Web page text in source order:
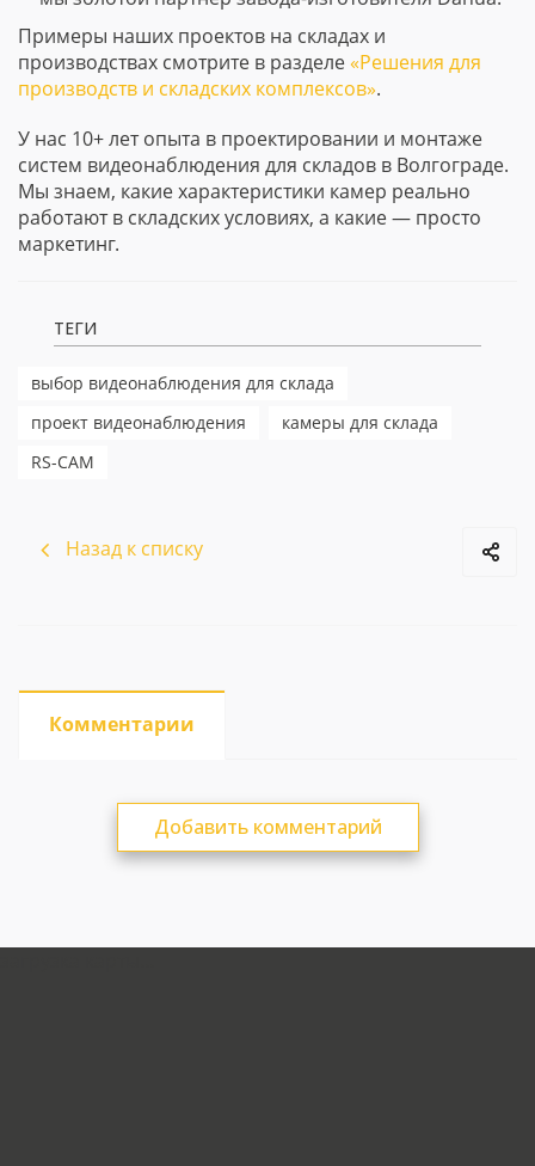
Примеры наших проектов на складах и
производствах смотрите в разделе«Решения для
производств и складских комплексов».
У нас 10+ лет опыта в проектировании и монтаже
систем видеонаблюдения для складов в Волгограде.
Мы знаем, какие характеристики камер реально
работают в складских условиях, а какие — просто
маркетинг.
ТЕГИ
выбор видеонаблюдения для склада
проект видеонаблюдения
камеры для склада
RS-CAM
Назад к списку
Комментарии
Добавить комментарий